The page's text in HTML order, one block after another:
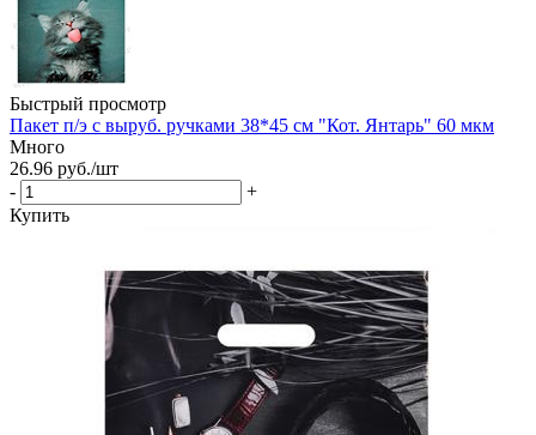
Быстрый просмотр
Пакет п/э с выруб. ручками 38*45 см "Кот. Янтарь" 60 мкм
Много
26.96 руб./шт
-
+
Купить